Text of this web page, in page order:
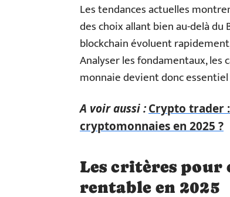
Les tendances actuelles
des choix allant bien au-delà du
blockchain évoluent
Analyser les fondamentaux, les
monnaie devient donc
A voir aussi :Crypto trader
cryptomonnaies en 2025 ?
Les critères pour
rentable en 2025